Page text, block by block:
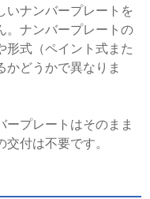
いナンバープレートを
。ナンバープレートの
形式（ペイント式また
かどうかで異なりま
プレートはそのまま
付は不要です。